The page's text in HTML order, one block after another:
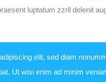
luptatum zzril delenit
elit, sed diam
Ut wisi enim ad minim